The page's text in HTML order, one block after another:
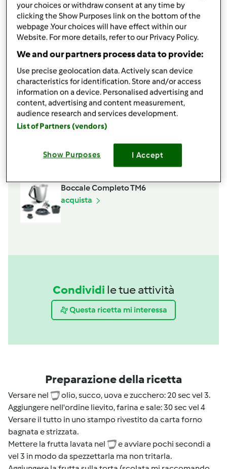
2uova grandi
120grammizucchero
1bustinalievito per dolci
1pizzico sale
2cucchiaizucchero
frutta assortita a piacere,(scolata se succosa)
Aggiungi alla lista della spesa
Accessori che ti serviranno
acquista
Boccale Completo TM6
acquista
Condividi le tue attività
Questa ricetta mi interessa
Preparazione della ricetta
Versare nel
olio, succo, uova e zucchero: 20 sec vel 3.
Aggiungere nell'ordine lievito, farina e sale: 30 sec vel 4
Versare il tutto in uno stampo rivestito da carta forno
bagnata e strizzata.
Mettere la frutta lavata nel
e avviare pochi secondi a
vel 3 in modo da spezzettarla ma non tritarla.
your choices or withdraw consent at any time by
clicking the Show Purposes link on the bottom of the
webpage .Your choices will have effect within our
Website. For more details, refer to our Privacy Policy.
We and our partners process data to provide:
Use precise geolocation data. Actively scan device
characteristics for identification. Store and/or access
information on a device. Personalised advertising and
content, advertising and content measurement,
audience research and services development.
List of Partners (vendors)
Show Purposes I Accept